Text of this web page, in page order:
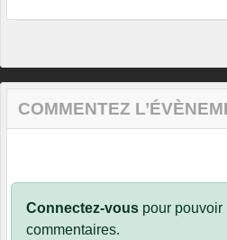
COMMENTEZ
Connectez-vous pour pouvoir
commentaires.